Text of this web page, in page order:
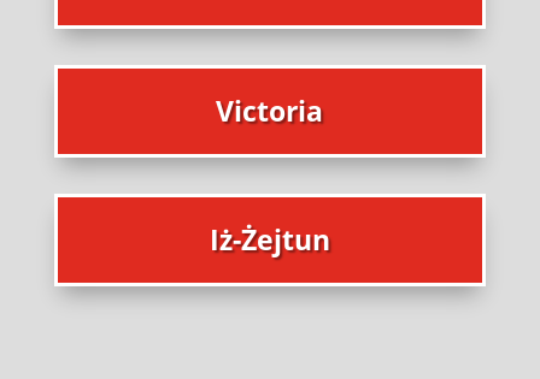
Victoria
Iż-Żejtun